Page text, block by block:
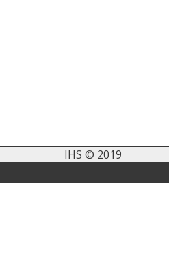
IHS © 2019